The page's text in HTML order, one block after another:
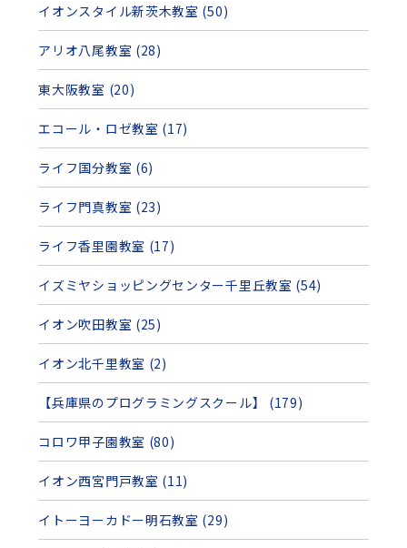
イオンスタイル新茨木教室 (50)
アリオ八尾教室 (28)
東大阪教室 (20)
エコール・ロゼ教室 (17)
ライフ国分教室 (6)
ライフ門真教室 (23)
ライフ香里園教室 (17)
イズミヤショッピングセンター千里丘教室 (54)
イオン吹田教室 (25)
イオン北千里教室 (2)
【兵庫県のプログラミングスクール】 (179)
コロワ甲子園教室 (80)
イオン西宮門戸教室 (11)
イトーヨーカドー明石教室 (29)